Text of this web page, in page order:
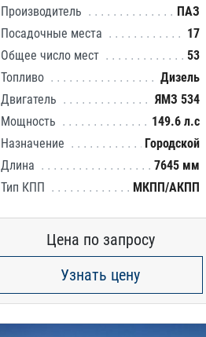
Производитель
ПАЗ
Посадочные места
17
Общее число мест
53
Топливо
Дизель
Двигатель
ЯМЗ 534
Мощность
149.6 л.с
Назначение
Городской
Длина
7645 мм
Тип КПП
МКПП/АКПП
Цена по запросу
Узнать цену